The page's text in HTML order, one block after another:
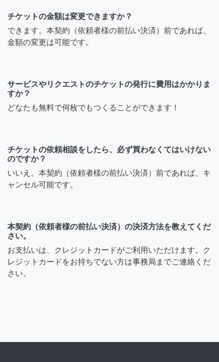
チケットの金額は変更できますか？
できます。本契約（依頼者様の前払い決済）前であれば、
金額の変更は可能です。
サービスやリクエストのチケットの発行に費用はかかりま
すか？
どなたも無料で何枚でもつくることができます！
チケットの依頼相談をしたら、必ず買わなくてはいけない
のですか？
いいえ。本契約（依頼者様の前払い決済）前であれば、キ
ャンセル可能です。
本契約（依頼者様の前払い決済）の決済方法を教えてくだ
さい。
お支払いは、クレジットカードがご利用いただけます。ク
レジットカードをお持ちでない方は事務局までご連絡くだ
さい。